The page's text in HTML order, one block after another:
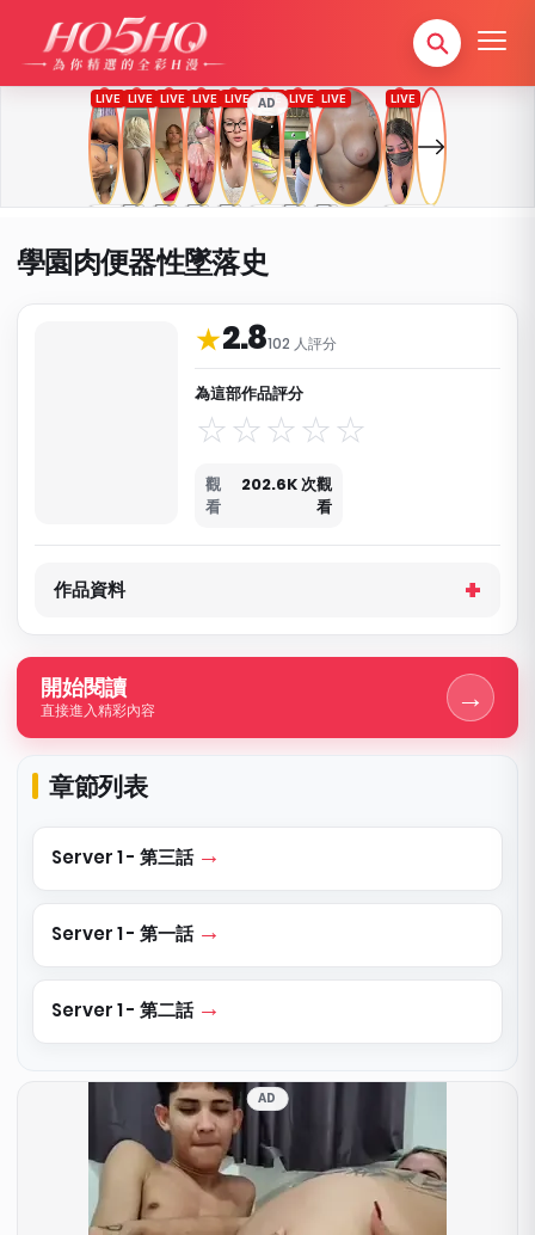
AD
學園肉便器性墜落史
★2.8102 人評分
為這部作品評分
觀
看
202.6K 次觀
看
作品資料與分類
作品資料
開始閱讀
直接進入精彩內容 →
章節列表
Server 1 - 第三話
Server 1 - 第一話
Server 1 - 第二話
AD